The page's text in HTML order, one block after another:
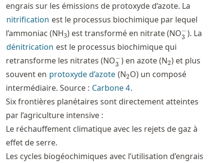
engrais sur les émissions de protoxyde d’azote. La
nitrification est le processus biochimique par lequel
l’ammoniac (NH3) est transformé en nitrate (NO_3^-
3
−). La
dénitrication est le processus biochimique qui
retransforme les nitrates (NO_3^-
3
−) en azote (N_2
2) et plus
souvent en protoxyde d’azote (N_2
2O) un composé
intermédiaire. Source : Carbone 4.
Six frontières planétaires sont directement atteintes
par l’agriculture intensive :
Le réchauffement climatique avec les rejets de gaz à
effet de serre.
Les cycles biogéochimiques avec l’utilisation d’engrais